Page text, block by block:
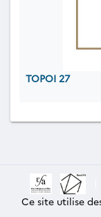
TOPOI 27
Ce site utilise